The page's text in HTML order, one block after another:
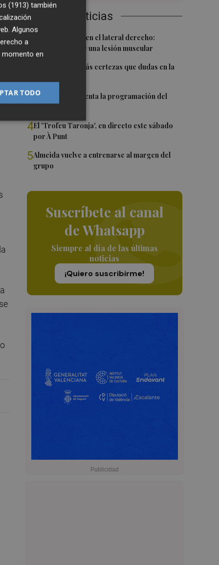
Últimas Noticias
1
Más problemas en el lateral derecho:
Monferrer sufre una lesión muscular
Awa Fam deja más certezas que dudas en la
3El Valencia presenta la programación del
Trofeu Taronja
4El 'Trofeu Taronja', en directo este sábado
por À Punt
5Almeida vuelve a entrenarse al margen del
grupo
Suscríbete al canal
de Whatsapp
Siempre al día de las últimas
noticias
¡Quiero suscribirme!
(1913) también
Algunos
a
momento en
TODO